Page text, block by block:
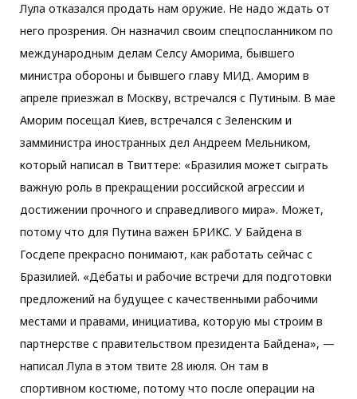
Лула отказался продать нам оружие. Не надо ждать от
него прозрения. Он назначил своим спецпосланником по
международным делам Селсу Аморима, бывшего
министра обороны и бывшего главу МИД. Аморим в
апреле приезжал в Москву, встречался с Путиным. В мае
Аморим посещал Киев, встречался с Зеленским и
замминистра иностранных дел Андреем Мельником,
который написал в Твиттере: «Бразилия может сыграть
важную роль в прекращении российской агрессии и
достижении прочного и справедливого мира». Может,
потому что для Путина важен БРИКС. У Байдена в
Госдепе прекрасно понимают, как работать сейчас с
Бразилией. «Дебаты и рабочие встречи для подготовки
предложений на будущее с качественными рабочими
местами и правами, инициатива, которую мы строим в
партнерстве с правительством президента Байдена», —
написал Лула в этом твите 28 июля. Он там в
спортивном костюме, потому что после операции на